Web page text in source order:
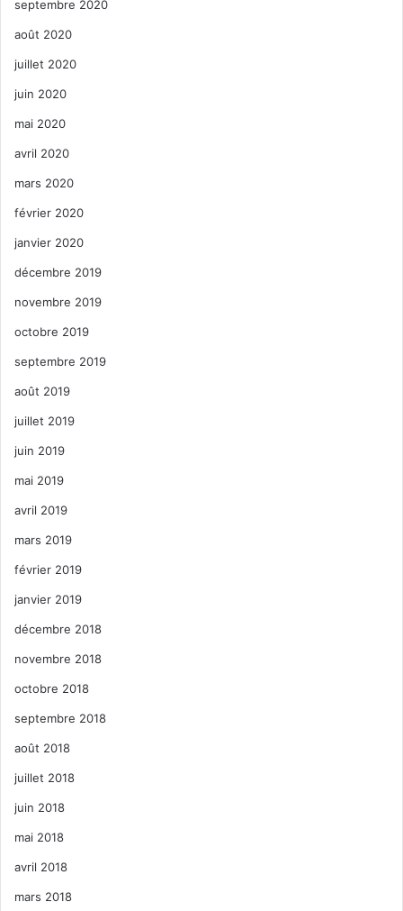
septembre 2020
août 2020
juillet 2020
juin 2020
mai 2020
avril 2020
mars 2020
février 2020
janvier 2020
décembre 2019
novembre 2019
octobre 2019
septembre 2019
août 2019
juillet 2019
juin 2019
mai 2019
avril 2019
mars 2019
février 2019
janvier 2019
décembre 2018
novembre 2018
octobre 2018
septembre 2018
août 2018
juillet 2018
juin 2018
mai 2018
avril 2018
mars 2018